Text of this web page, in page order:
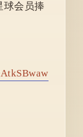
球会员捧